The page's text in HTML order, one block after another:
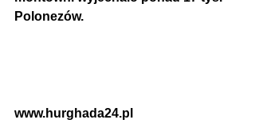
Polonezów.
www.hurghada24.pl